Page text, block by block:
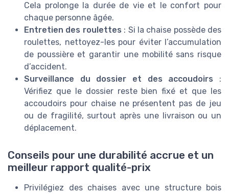
Cela prolonge la durée de vie et le confort pour
chaque personne âgée.
Entretien des roulettes : Si la chaise possède des
roulettes, nettoyez-les pour éviter l’accumulation
de poussière et garantir une mobilité sans risque
d’accident.
Surveillance du dossier et des accoudoirs :
Vérifiez que le dossier reste bien fixé et que les
accoudoirs pour chaise ne présentent pas de jeu
ou de fragilité, surtout après une livraison ou un
déplacement.
Conseils pour une durabilité accrue et un
meilleur rapport qualité-prix
Privilégiez des chaises avec une structure bois